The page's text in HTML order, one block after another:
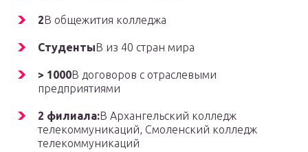
2В общежития колледжа
СтудентыВ из 40 стран мира
> 1000В договоров с отраслевыми
предприятиями
2 филиала:В Архангельский колледж
телекоммуникаций, Смоленский колледж
телекоммуникаций